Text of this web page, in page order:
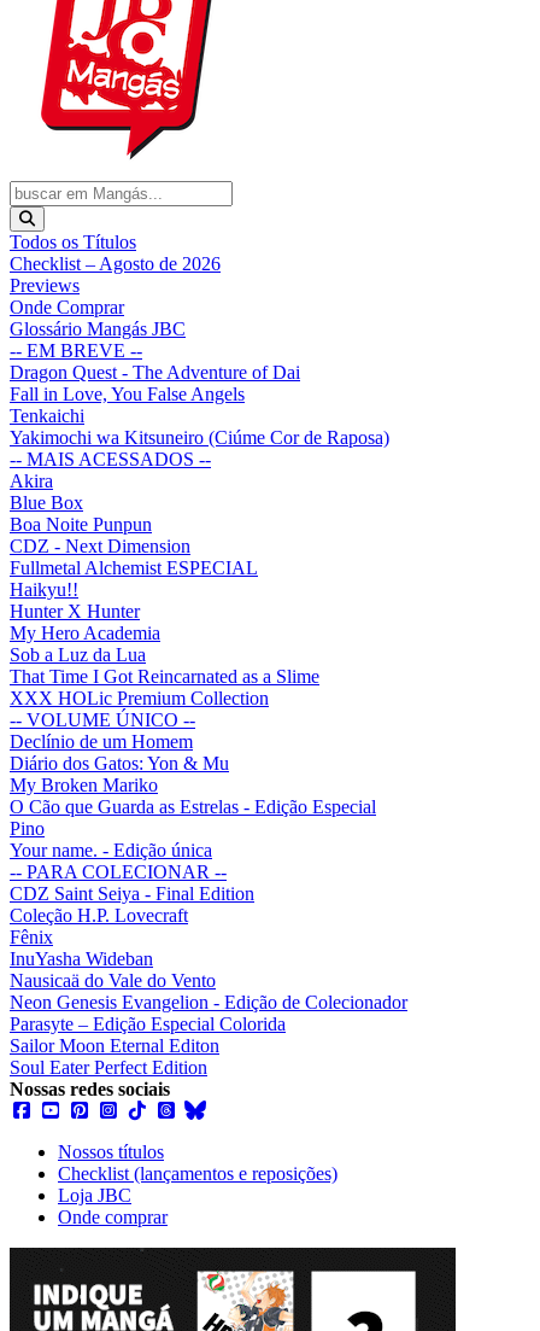
Todos os Títulos
Checklist – Agosto de 2026
Previews
Onde Comprar
Glossário Mangás JBC
-- EM BREVE --
Dragon Quest - The Adventure of Dai
Fall in Love, You False Angels
Tenkaichi
Yakimochi wa Kitsuneiro (Ciúme Cor de Raposa)
-- MAIS ACESSADOS --
Akira
Blue Box
Boa Noite Punpun
CDZ - Next Dimension
Fullmetal Alchemist ESPECIAL
Haikyu!!
Hunter X Hunter
My Hero Academia
Sob a Luz da Lua
That Time I Got Reincarnated as a Slime
XXX HOLic Premium Collection
-- VOLUME ÚNICO --
Declínio de um Homem
Diário dos Gatos: Yon & Mu
My Broken Mariko
O Cão que Guarda as Estrelas - Edição Especial
Pino
Your name. - Edição única
-- PARA COLECIONAR --
CDZ Saint Seiya - Final Edition
Coleção H.P. Lovecraft
Fênix
InuYasha Wideban
Nausicaä do Vale do Vento
Neon Genesis Evangelion - Edição de Colecionador
Parasyte – Edição Especial Colorida
Sailor Moon Eternal Editon
Soul Eater Perfect Edition
Nossas redes sociais
Nossos títulos
Checklist (lançamentos e reposições)
Loja JBC
Onde comprar